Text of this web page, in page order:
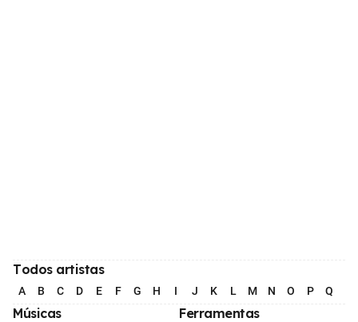
Todos artistas
A B C D E F G H I J K L M N O P Q
Músicas Ferramentas